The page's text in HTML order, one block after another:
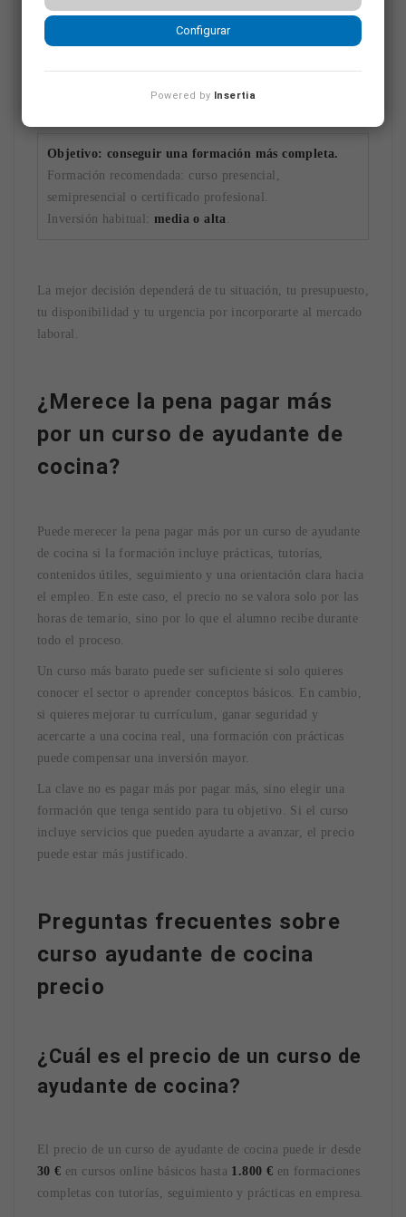
Objetivo: prepararte con experiencia práctica.
Inversión habitual: media .
Objetivo: conseguir una formación más completa.
Formación recomendada: curso presencial,
semipresencial o certificado profesional.
Inversión habitual: media o alta
La mejor decisión dependerá de tu situación, tu presupuesto,
tu disponibilidad y tu urgencia por incorporarte al mercado
laboral.
¿Merece la pena pagar más
por un curso de ayudante de
cocina?
Puede merecer la pena pagar más por un curso de ayudante
de cocina si la formación incluye prácticas, tutorías,
contenidos útiles, seguimiento y una orientación clara hacia
el empleo. En este caso, el precio no se valora solo por las
horas de temario, sino por lo que el alumno recibe durante
todo el proceso.
Un curso más barato puede ser suficiente si solo quieres
conocer el sector o aprender conceptos básicos. En cambio,
si quieres mejorar tu currículum, ganar seguridad y
acercarte a una cocina real, una formación con prácticas
puede compensar una inversión mayor.
La clave no es pagar más por pagar más, sino elegir una
formación que tenga sentido para tu objetivo. Si el curso
incluye servicios que pueden ayudarte a avanzar, el precio
puede estar más justificado.
Preguntas frecuentes sobre
curso ayudante de cocina
precio
¿Cuál es el precio de un curso de
ayudante de cocina?
El precio de un curso de ayudante de cocina puede ir desde
30 € en cursos online básicos hasta 1.800 € en formaciones
completas con tutorías, seguimiento y prácticas en empresa.
Configurar
Powered by Insertia